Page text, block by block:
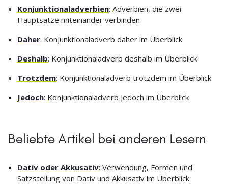
Konjunktionaladverbien: Adverbien, die zwei
Hauptsätze miteinander verbinden
Daher: Konjunktionaladverb daher im Überblick
Deshalb: Konjunktionaladverb deshalb im Überblick
Trotzdem: Konjunktionaladverb trotzdem im Überblick
Jedoch: Konjunktionaladverb jedoch im Überblick
Beliebte Artikel bei anderen Lesern
Dativ oder Akkusativ: Verwendung, Formen und
Satzstellung von Dativ und Akkusativ im Überblick.